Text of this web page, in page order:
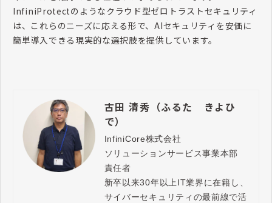
InfiniProtectのようなクラウド型ゼロトラストセキュリティ
は、これらのニーズに応える形で、AIセキュリティを安価に
簡単導入できる現実的な選択肢を提供しています。
古田 清秀（ふるた きよひ
で）
InfiniCore株式会社
ソリューションサービス事業本部
責任者
新卒以来30年以上IT業界に在籍し、
サイバーセキュリティの最前線で活